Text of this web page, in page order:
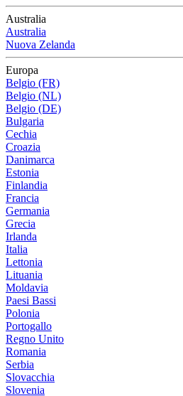
Australia
Australia
Nuova Zelanda
Europa
Belgio (FR)
Belgio (NL)
Belgio (DE)
Bulgaria
Cechia
Croazia
Danimarca
Estonia
Finlandia
Francia
Germania
Grecia
Irlanda
Italia
Lettonia
Lituania
Moldavia
Paesi Bassi
Polonia
Portogallo
Regno Unito
Romania
Serbia
Slovacchia
Slovenia